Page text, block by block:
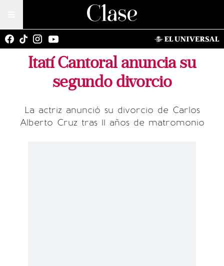
Itatí Cantoral anuncia su
segundo divorcio
La actriz anunció su divorcio de Carlos
Alberto Cruz tras 11 años de matromonio